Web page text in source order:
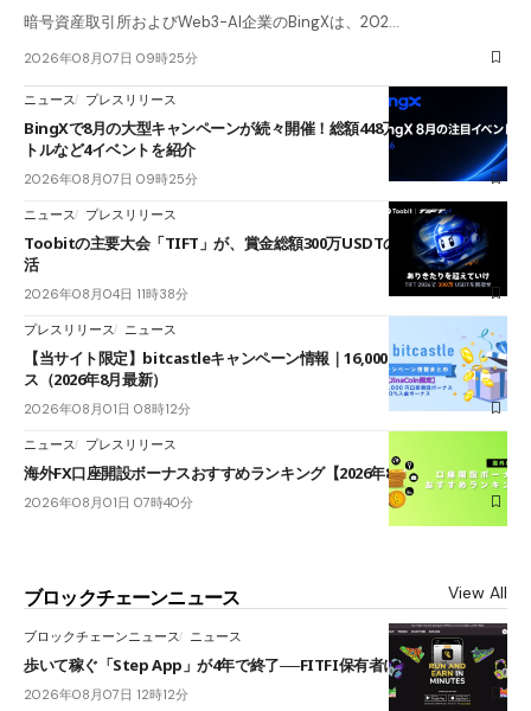
暗号資産取引所およびWeb3-AI企業のBingXは、202…
2026年08月07日 09時25分
ニュース プレスリリース
BingXで8月の大型キャンペーンが続々開催！総額448万USDT超のAIバ
トルなど4イベントを紹介
2026年08月07日 09時25分
ニュース プレスリリース
Toobitの主要大会「TIFT」が、賞金総額300万USDTのレースとして復
活
2026年08月04日 11時38分
プレスリリース ニュース
【当サイト限定】bitcastleキャンペーン情報｜16,000円口座開設ボーナ
ス（2026年8月最新）
2026年08月01日 08時12分
ニュース プレスリリース
海外FX口座開設ボーナスおすすめランキング【2026年8月最新】
2026年08月01日 07時40分
ブロックチェーンニュース View All
ブロックチェーンニュース ニュース
歩いて稼ぐ「Step App」が4年で終了──FITFI保有者に対応呼びかけ
2026年08月07日 12時12分